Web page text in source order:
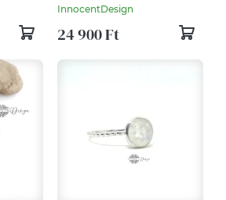
kővel – 55-ös méret
InnocentDesign
24 900 Ft